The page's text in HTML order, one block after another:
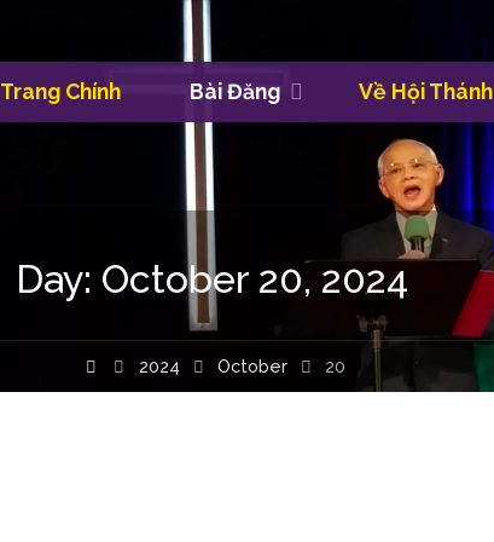
Skip
Trang Chính Bài Đăng Về Hội Thánh
Day: October 20, 2024
Home2024 October 20